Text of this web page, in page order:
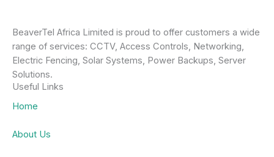
BeaverTel Africa Limited is proud to offer customers a wide
range of services: CCTV, Access Controls, Networking,
Electric Fencing, Solar Systems, Power Backups, Server
Solutions.
Useful Links
Home
About Us